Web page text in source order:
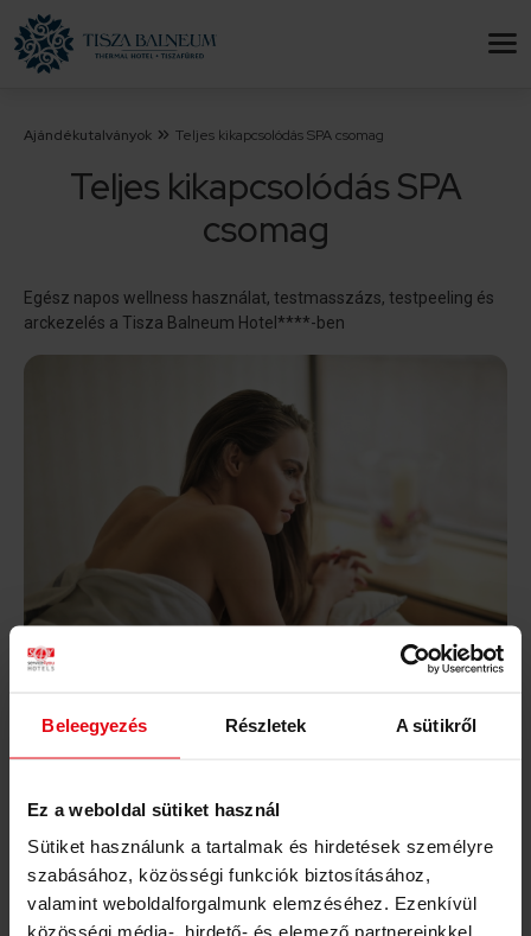
Beleegyezés Részletek A sütikről
Ez a weboldal sütiket használ
Sütiket használunk a tartalmak és hirdetések személyre
szabásához, közösségi funkciók biztosításához,
valamint weboldalforgalmunk elemzéséhez. Ezenkívül
közösségi média-, hirdető- és elemező partnereinkkel
Ajándékutalványok Teljes kikapcsolódás SPA csomag
Teljes kikapcsolódás SPA
csomag
Egész napos wellness használat, testmasszázs, testpeeling és
arckezelés a Tisza Balneum Hotel****-ben
MEGRENDELEM
A következő lépésben tudja személyre szabni az utalványt.